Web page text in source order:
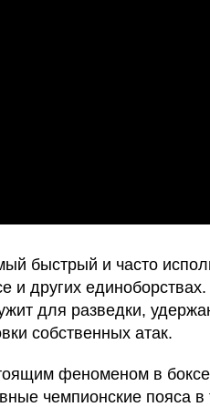
быстрый и часто
и других
для разведки,
собственных атак.
феноменом в
чемпионские пояса